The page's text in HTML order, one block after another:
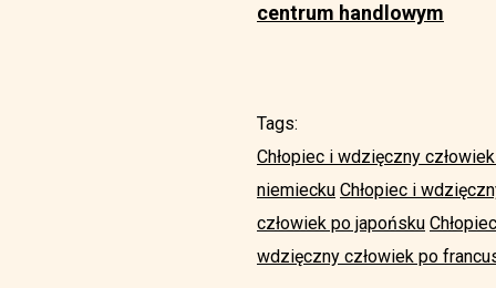
centrum handlowym
Tags:
Chłopiec i wdzięczny
niemiecku Chłopiec i
człowiek po japońsku
wdzięczny człowiek po